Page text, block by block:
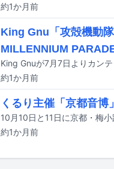
約1か月前
King Gnu「攻殻機動
MILLENNIUM
約1か月前
くるり主催「京都音
約1か月前